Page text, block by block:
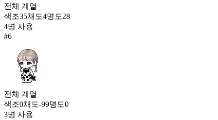
전체 계열
색조35채도4명도28
4명 사용
#6
전체 계열
색조0채도-99명도0
3명 사용